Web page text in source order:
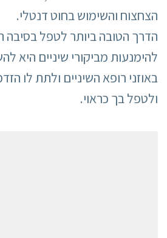
הצחצוח והשימוש בחוט דנטלי.
הדרך הטובה ביותר לטפל בסיבה
להימנעות מביקורי שיניים היא
באוזני רופא השיניים ולתת לו
ולטפל בך כראוי.